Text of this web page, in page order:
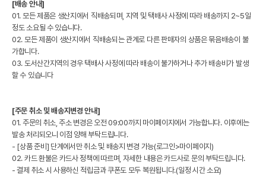
[배송 안내]
01. 모든 제품은 생산지에서 직배송되며, 지역 및 택배사 사정에 따라 배송까지 2~5일
정도 소요될 수 있습니다.
02. 모든 제품이 생산지에서 직배송되는 관계로 다른 판매자의 상품은 묶음배송이 불
가합니다.
03. 도서산간지역의 경우 택배사 사정에 따라 배송이 불가하거나 추가 배송비가 발생
할 수 있습니다
[주문 취소 및 배송지변경 안내]
01. 주문의 취소, 주소 변경은 오전 09:00까지 마이페이지에서 가능합니다. 이후에는
발송 처리되오니 이점 양해 부탁드립니다.
- [상품 준비] 단계에서만 취소 및 배송지 변경 가능(로그인>마이페이지)
02. 카드 환불은 카드사 정책에 따르며, 자세한 내용은 카드사로 문의 부탁드립니다.
- 결제 취소 시 사용하신 적립금과 쿠폰도 모두 복원됩니다.(일정 시간 소요)